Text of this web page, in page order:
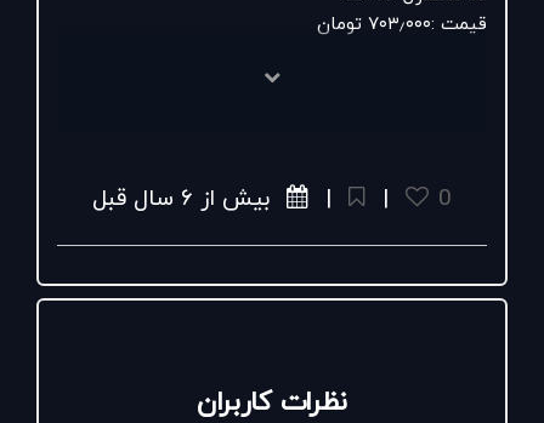
قیمت :۷۰۳٫۰۰۰ تومان
#رنگ
#چرم #چرم _مشهد#کیف #کیف _چرم_زنانه
0
|
| بیش از ۶ سال قبل
نظرات کاربران